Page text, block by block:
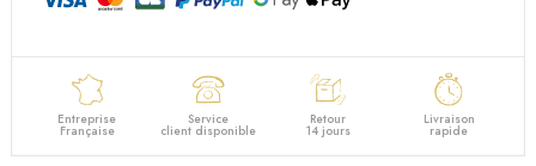
Entreprise
Française
Service
client disponible
Retour
14 jours
Livraison
rapide